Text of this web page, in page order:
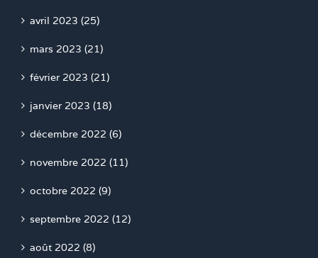
avril 2023 (25)
mars 2023 (21)
février 2023 (21)
janvier 2023 (18)
décembre 2022 (6)
novembre 2022 (11)
octobre 2022 (9)
septembre 2022 (12)
août 2022 (8)